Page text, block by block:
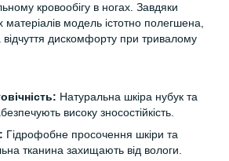
кровообігу в ногах. Завдяки
матеріалів модель істотно полегшена,
дискомфорту при тривалому
Натуральна шкіра нубук та
високу зносостійкість.
Гідрофобне просочення шкіри та
тканина захищають від вологи.